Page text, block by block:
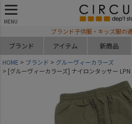
MENU
ブランド子供服・キッズ服の
ブランド アイテム 新商品
HOME ブランド
グルーヴィーカラーズ
[グルーヴィーカラーズ] ナイロンタッサー LPN